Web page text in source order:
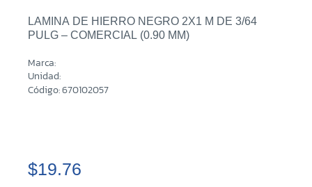
LAMINA DE HIERRO NEGRO 2X1 M DE 3/64
PULG – COMERCIAL (0.90 MM)
Marca:
Unidad:
Código: 670102057
$19.76